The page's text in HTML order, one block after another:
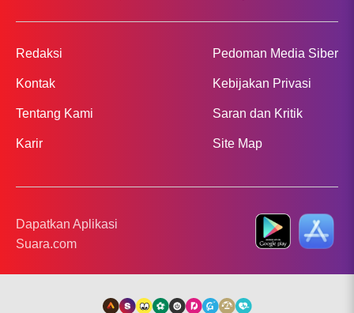
Redaksi
Kontak
Tentang Kami
Karir
Pedoman Media Siber
Kebijakan Privasi
Saran dan Kritik
Site Map
Dapatkan Aplikasi
Suara.com